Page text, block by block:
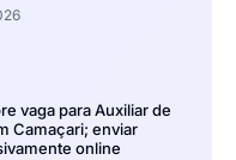
vaga para Auxiliar de
Camaçari; enviar
online